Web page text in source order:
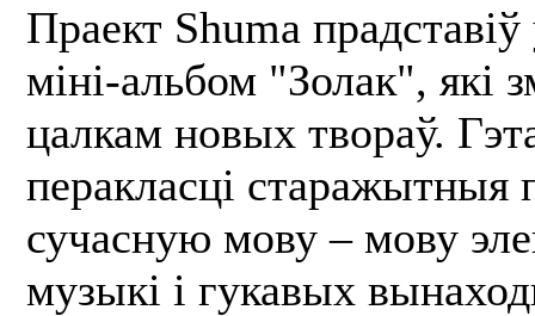
Праект Shuma прадставіў
міні-альбом "Золак", які
цалкам новых твораў.
перакласці старажытныя
сучасную мову – мову
музыкі і гукавых